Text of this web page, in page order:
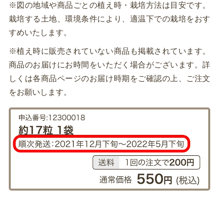
※図の地域や商品ごとの植え時・栽培方法は目安です。
栽培する土地、環境条件により、適温下での栽培をおす
すめいたします。
※植え時に販売されていない商品も掲載されています。
商品のお届けにお時間をいただく場合がございます。詳
しくは各商品ページのお届け時期をご確認の上、ご注文
をお願いします。